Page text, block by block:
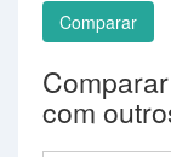
Comparar
com